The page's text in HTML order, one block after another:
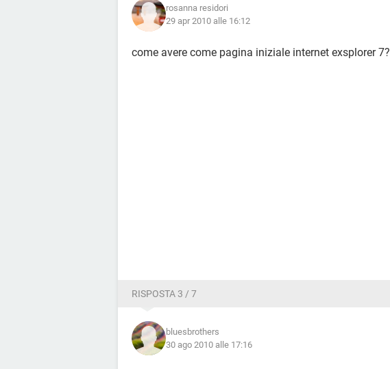
rosanna residori
29 apr 2010 alle 16:12
come avere come pagina iniziale internet exsplorer 7?
RISPOSTA 3 / 7
bluesbrothers
30 ago 2010 alle 17:16